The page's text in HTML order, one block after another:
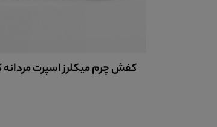
کفش چرم مردانه اسپرت کد ME40002